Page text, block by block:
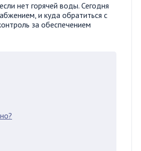
нет горячей воды. Сегодня
и куда обратиться с
за обеспечением